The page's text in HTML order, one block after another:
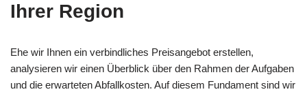
Ihrer Region
Ehe wir Ihnen ein verbindliches Preisangebot erstellen,
analysieren wir einen Überblick über den Rahmen der Aufgaben
und die erwarteten Abfallkosten. Auf diesem Fundament sind wir